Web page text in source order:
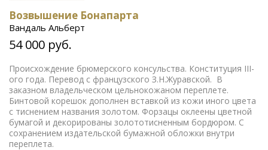
Возвышение Бонапарта
Вандаль Альберт
54 000 руб.
Происхождение брюмерского консульства. Конституция III-
ого года. Перевод с французского З.Н.Журавской. В
заказном владельческом цельнокожаном переплете.
Бинтовой корешок дополнен вставкой из кожи иного цвета
с тиснением названия золотом. Форзацы оклеены цветной
бумагой и декорированы золототисненным бордюром. С
сохранением издательской бумажной обложки внутри
переплета.